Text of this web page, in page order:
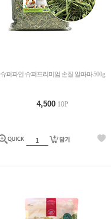
슈퍼파인 슈퍼프리미엄 손질 알파파 500g
4,500 10P